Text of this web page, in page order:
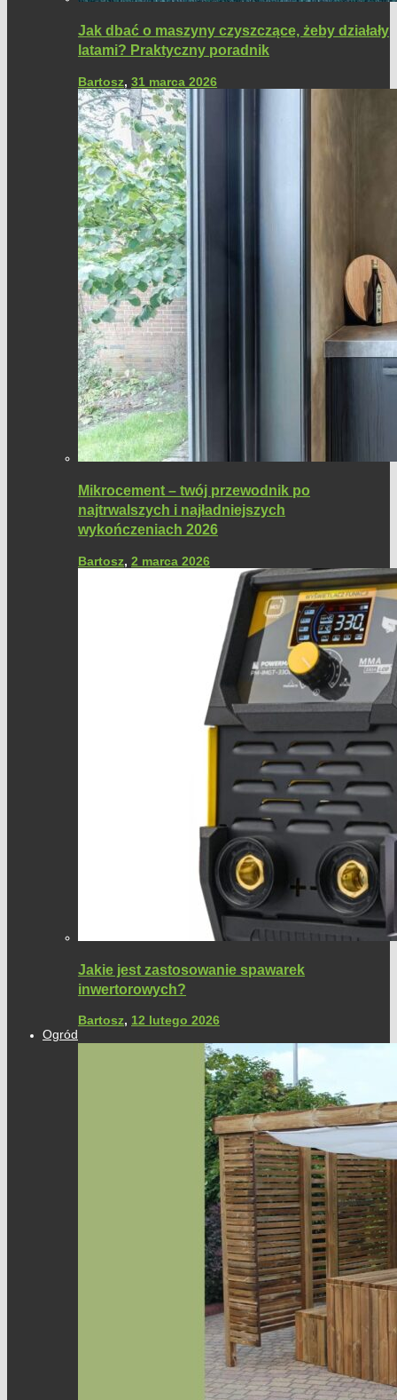
Jak dbać o maszyny czyszczące, żeby działały
latami? Praktyczny poradnik
Bartosz, 31 marca 2026
Mikrocement – twój przewodnik po
najtrwalszych i najładniejszych
wykończeniach 2026
Bartosz, 2 marca 2026
Jakie jest zastosowanie spawarek
inwertorowych?
Bartosz, 12 lutego 2026
Ogród